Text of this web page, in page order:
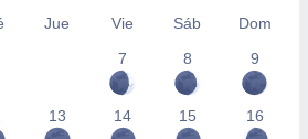
Jue Vie Sáb
Dom
7
8 9
13 14 15 16